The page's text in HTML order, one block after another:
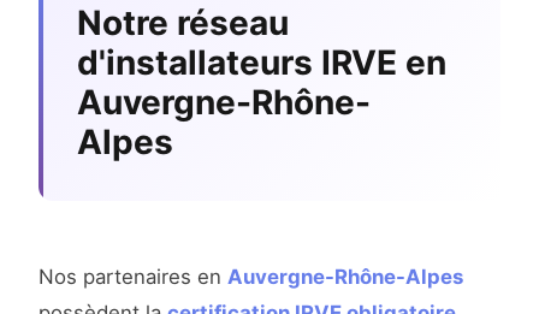
Notre réseau
d'installateurs IRVE en
Auvergne-Rhône-
Alpes
Nos partenaires en Auvergne-Rhône-Alpes